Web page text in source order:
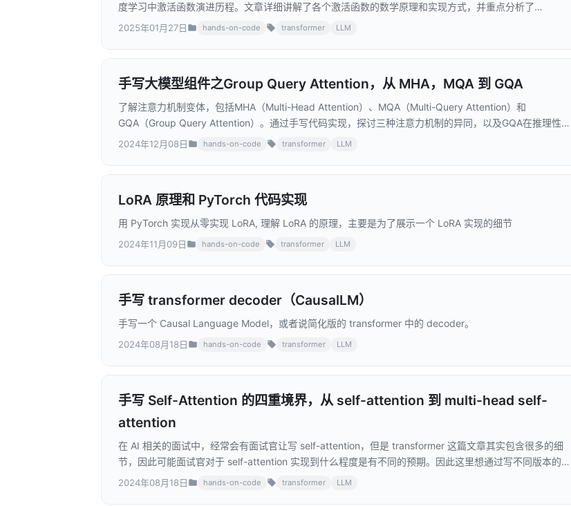
度学习中激活函数演进历程。文章详细讲解了各个激活函数的数学原理和实现方式，并重点分析了
SwishGLU 如何结合 Swish 激活函数和 GLU 门控单元的优点。同时，文章还提供了完整的 PyTorch 代码实
2025年01月27日 hands-on-code transformer LLM
手写大模型组件之Group Query Attention，从 MHA，MQA 到 GQA
了解注意力机制变体，包括MHA（Multi-Head Attention）、MQA（Multi-Query Attention）和
GQA（Group Query Attention）。通过手写代码实现，探讨三种注意力机制的异同，以及GQA在推理性能
优化方面的优势。
2024年12月08日 hands-on-code transformer LLM
LoRA 原理和 PyTorch 代码实现
用 PyTorch 实现从零实现 LoRA, 理解 LoRA 的原理，主要是为了展示一个 LoRA 实现的细节
2024年11月09日 hands-on-code transformer LLM
手写 transformer decoder（CausalLM）
手写一个 Causal Language Model，或者说简化版的 transformer 中的 decoder。
2024年08月18日 hands-on-code transformer LLM
手写 Self-Attention 的四重境界，从 self-attention 到 multi-head self-
attention
在 AI 相关的面试中，经常会有面试官让写 self-attention，但是 transformer 这篇文章其实包含很多的细
节，因此可能面试官对于 self-attention 实现到什么程度是有不同的预期。因此这里想通过写不同版本的
self-attention 实现来达到不同面试官的预期，四个不同的版本，对应不同的细节程度。
2024年08月18日 hands-on-code transformer LLM